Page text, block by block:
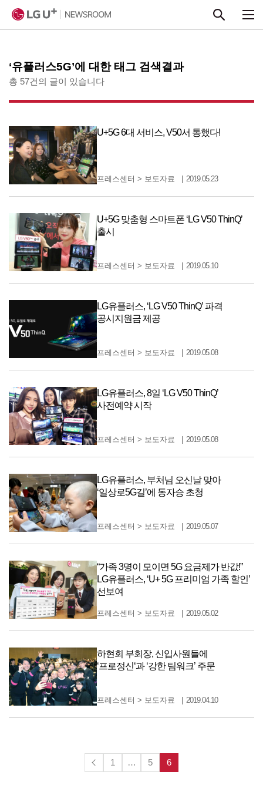
‘유플러스5G’에 대한 태그 검색결과
총 57건의 글이 있습니다
U+5G 6대 서비스, V50서 통했다!
프레스센터 > 보도자료 2019.05.23
U+5G 맞춤형 스마트폰 ‘LG V50 ThinQ’
출시
프레스센터 > 보도자료 2019.05.10
LG유플러스, ‘LG V50 ThinQ’ 파격
공시지원금 제공
프레스센터 > 보도자료 2019.05.08
LG유플러스, 8일 ‘LG V50 ThinQ’
사전예약 시작
프레스센터 > 보도자료 2019.05.08
LG유플러스, 부처님 오신날 맞아
‘일상로5G길’에 동자승 초청
프레스센터 > 보도자료 2019.05.07
“가족 3명이 모이면 5G 요금제가 반값!”
LG유플러스, ‘U+ 5G 프리미엄 가족 할인’
선보여
프레스센터 > 보도자료 2019.05.02
하현회 부회장, 신입사원들에
‘프로정신‘과 ‘강한 팀워크’ 주문
프레스센터 > 보도자료 2019.04.10
1 … 5 6